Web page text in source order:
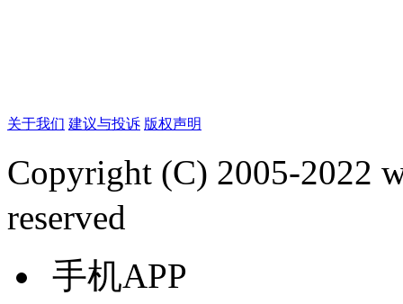
关于我们 建议与投诉 版权声明
Copyright (C) 2005-2022
reserved
手机APP